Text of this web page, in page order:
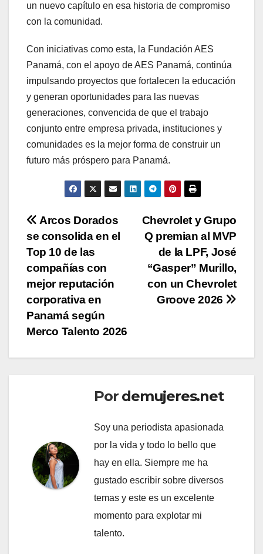
un nuevo capítulo en esa historia de compromiso
con la comunidad.
Con iniciativas como esta, la Fundación AES
Panamá, con el apoyo de AES Panamá, continúa
impulsando proyectos que fortalecen la educación
y generan oportunidades para las nuevas
generaciones, convencida de que el trabajo
conjunto entre empresa privada, instituciones y
comunidades es la mejor forma de construir un
futuro más próspero para Panamá.
Navegación
de
entradas
Chevrolet y Grupo
Q premian al MVP
de la LPF, José
“Gasper” Murillo,
con un Chevrolet
Groove 2026
Arcos Dorados
se consolida en el
Top 10 de las
compañías con
mejor reputación
corporativa en
Panamá según
Merco Talento 2026
Por demujeres.net
Soy una periodista apasionada
por la vida y todo lo bello que
hay en ella. Siempre me ha
gustado escribir sobre diversos
temas y este es un excelente
momento para explotar mi
talento.